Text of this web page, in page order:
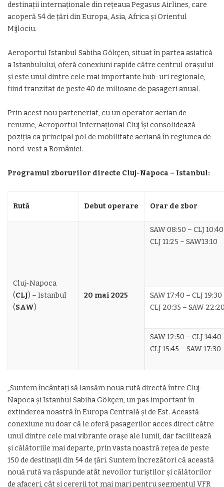
destinații internaționale din rețeaua Pegasus Airlines, care
acoperă 54 de țări din Europa, Asia, Africa și Orientul
Mijlociu.
Aeroportul Istanbul Sabiha Gökçen, situat în partea asiatică
a Istanbulului, oferă conexiuni rapide către centrul orașului
și este unul dintre cele mai importante hub-uri regionale,
fiind tranzitat de peste 40 de milioane de pasageri anual.
Prin acest nou parteneriat, cu un operator aerian de
renume, Aeroportul Internațional Cluj își consolidează
poziția ca principal pol de mobilitate aeriană în regiunea de
nord-vest a României.
Programul zborurilor directe Cluj-Napoca – Istanbul:
Rută Debut operare Orar de zbor
Cluj-Napoca
(CLJ) – Istanbul
(SAW)
20 mai 2025
SAW 08:50 – CLJ 10:40
CLJ 11:25 – SAW13:10
SAW 17:40 – CLJ 19:30
CLJ 20:35 – SAW
SAW 12:50 – CLJ 14:40
CLJ 15:45 – SAW 17:30
„Suntem încântați să lansăm noua rută directă între Cluj-
Napoca și Istanbul Sabiha Gökçen, un pas important în
extinderea noastră în Europa Centrală și de Est. Această
conexiune nu doar că le oferă pasagerilor acces direct către
unul dintre cele mai vibrante orașe ale lumii, dar facilitează
și călătoriile mai departe, prin vasta noastră rețea de peste
150 de destinații din 54 de țări. Suntem încrezători că această
nouă rută va răspunde atât nevoilor turiștilor și călătorilor
de afaceri, cât și cererii tot mai mari pentru segmentul VFR